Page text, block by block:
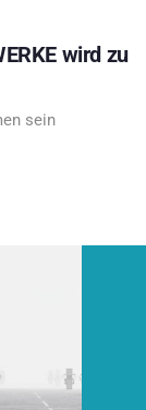
wird zu
sein